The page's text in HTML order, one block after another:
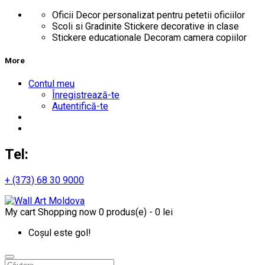
Oficii Decor personalizat pentru petetii oficiilor
Scoli si Gradinite Stickere decorative in clase
Stickere educationale Decoram camera copiilor
More
Contul meu
Înregistrează-te
Autentifică-te
Tel:
+ (373) 68 30 9000
My cart Shopping now 0 produs(e) - 0 lei
Coșul este gol!